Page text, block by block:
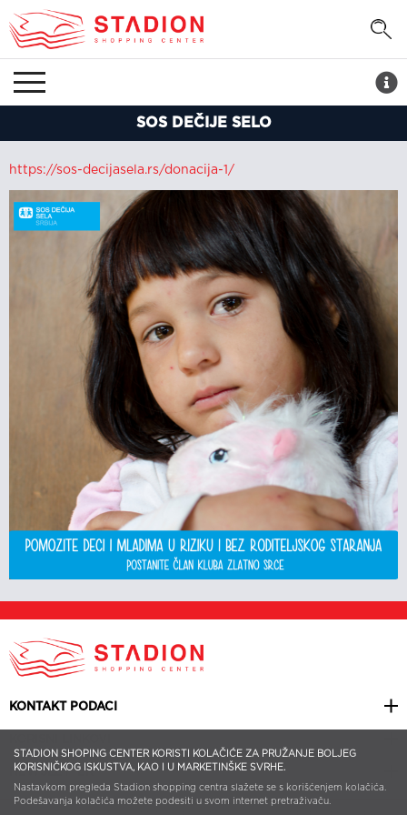
STADION SHOPING CENTER KORISTI KOLAČIĆE ZA PRUŽANJE BOLJEG
KORISNIČKOG ISKUSTVA, KAO I U MARKETINŠKE SVRHE.
Nastavkom pregleda Stadion shopping centra slažete se s korišćenjem kolačića.
Podešavanja kolačića možete podesiti u svom internet pretraživaču.
SOS DEČIJE SELO
https://sos-decijasela.rs/donacija-1/
KONTAKT PODACI
NEWSLETTER